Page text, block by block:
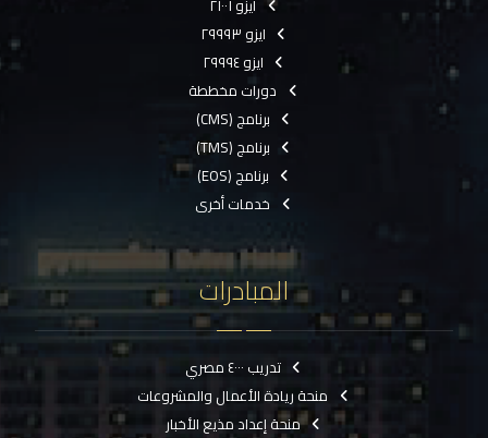
ايزو ٢١٠٠١
ايزو ٢٩٩٩٣
ايزو ٢٩٩٩٤
دورات مخططة
برنامج (CMS)
برنامج (TMS)
برنامج (EOS)
خدمات أخرى
المبادرات
تدريب ٤٠٠٠ مصري
منحة ريادة الأعمال والمشروعات
منحة إعداد مذيع الأخبار